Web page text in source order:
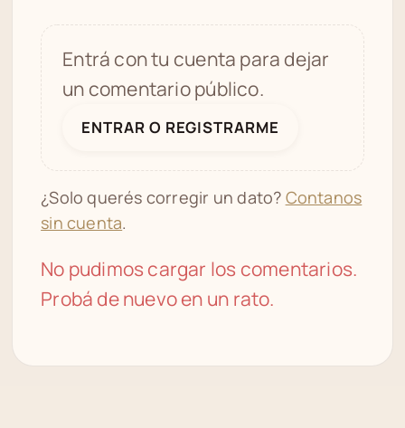
Entrá con tu cuenta para dejar
un comentario público.
ENTRAR O REGISTRARME
¿Solo querés corregir un dato? Contanos
sin cuenta.
No pudimos cargar los comentarios.
Probá de nuevo en un rato.